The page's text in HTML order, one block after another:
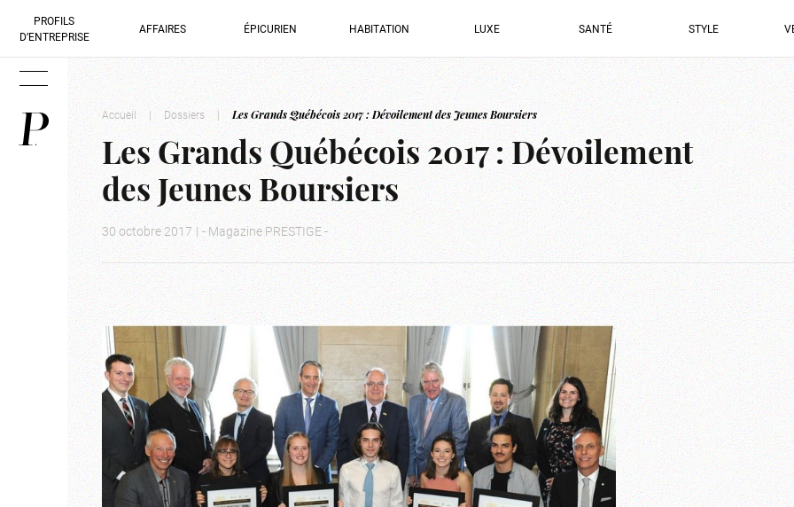
PROFILS
D’ENTREPRISE
AFFAIRES ÉPICURIEN HABITATION LUXE SANTÉ STYLE
Accueil | Dossiers | Les Grands Québécois 2017 : Dévoilement des Jeunes Boursiers
Les Grands Québécois 2017 : Dévoilement
des Jeunes Boursiers
30 octobre 2017 | - Magazine PRESTIGE -